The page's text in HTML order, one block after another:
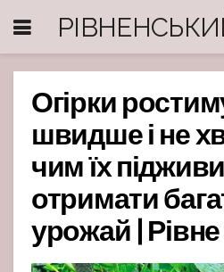
Огірки
швидше і не
чим їх
отримати
урожай |